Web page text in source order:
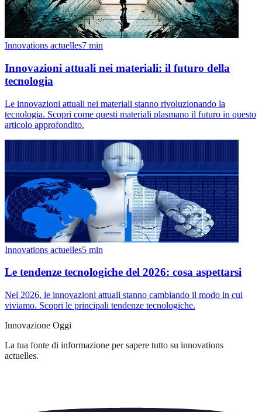
Innovations actuelles7 min
Innovazioni attuali nei materiali: il futuro della
tecnologia
Le innovazioni attuali nei materiali stanno rivoluzionando la
tecnologia. Scopri come questi materiali plasmano il futuro in questo
articolo approfondito.
Innovations actuelles5 min
Le tendenze tecnologiche del 2026: cosa aspettarsi
Nel 2026, le innovazioni attuali stanno cambiando il modo in cui
viviamo. Scopri le principali tendenze tecnologiche.
Innovazione Oggi
La tua fonte di informazione per sapere tutto su innovations
actuelles.